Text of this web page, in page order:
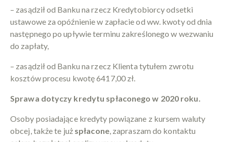
– zasądził od Banku na rzecz Kredytobiorcy odsetki
ustawowe za opóźnienie w zapłacie od ww. kwoty od dnia
następnego po upływie terminu zakreślonego w wezwaniu
do zapłaty,
– zasądził od Banku na rzecz Klienta tytułem zwrotu
kosztów procesu kwotę 6417,00 zł.
Sprawa dotyczy kredytu spłaconego w 2020 roku.
Osoby posiadające kredyty powiązane z kursem waluty
obcej, także te już spłacone, zapraszam do kontaktu